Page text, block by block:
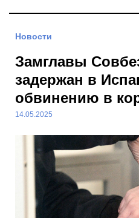
Новости
Замглавы
задержан в
обвинению в
14.05.2025